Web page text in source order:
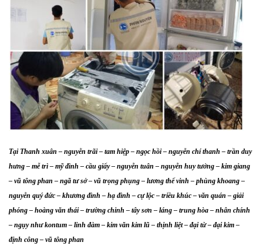
Tại Thanh xuân – nguyễn trãi – tam hiệp – ngọc hồi – nguyễn chí thanh – trần duy
hưng – mễ trì – mỹ đình – cầu giấy – nguyễn tuân – nguyễn huy tưởng – kim giang
– vũ tông phan – ngã tư sở – vũ trọng phụng – lương thế vinh – phùng khoang –
nguyễn quý đức – khương đình – hạ đình – cự lộc – triều khúc – văn quán – giải
phóng – hoàng văn thái – trường chinh – tây sơn – láng – trung hòa – nhân chính
– ngụy như kontum – linh đàm – kim văn kim lũ – thịnh liệt – đại từ – đại kim –
định công – vũ tông phan